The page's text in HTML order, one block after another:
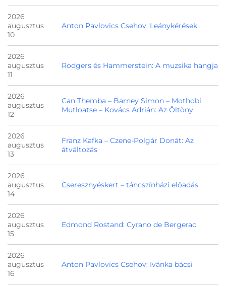
2026
augusztus
10
Anton Pavlovics Csehov: Leánykérések
2026
augusztus
11
Rodgers és Hammerstein: A muzsika hangja
2026
augusztus
12
Can Themba – Barney Simon – Mothobi
Mutloatse – Kovács Adrián: Az Öltöny
2026
augusztus
13
Franz Kafka – Czene-Polgár Donát: Az
átváltozás
2026
augusztus
14
Cseresznyéskert – táncszínházi előadás
2026
augusztus
15
Edmond Rostand: Cyrano de Bergerac
2026
augusztus
16
Anton Pavlovics Csehov: Ivánka bácsi